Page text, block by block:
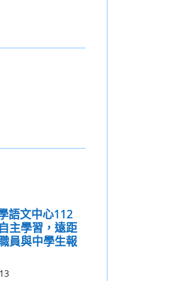
語文中心112
主學習，遠距
員與中學生報